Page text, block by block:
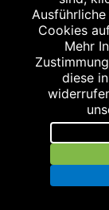
Cookies
Mehr
diese